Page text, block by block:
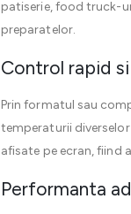
patiserie, food truck-
preparatelor.
Control rapid
Prin formatul sau
temperaturii
afisate pe ecran, fiind
Performanta